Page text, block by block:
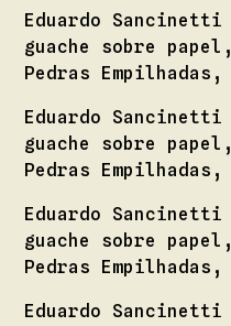
Eduardo Sancinetti
guache sobre
Pedras Empilhadas,
Eduardo Sancinetti
guache sobre
Pedras Empilhadas,
Eduardo Sancinetti
guache sobre
Pedras Empilhadas,
Eduardo Sancinetti